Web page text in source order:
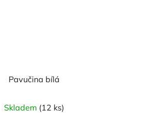
Pavučina bílá
Skladem (12 ks)